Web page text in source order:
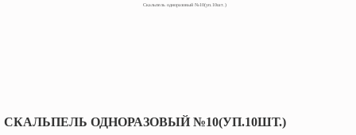
СКАЛЬПЕЛЬ ОДНОРАЗОВЫЙ №10(УП.10ШТ.)